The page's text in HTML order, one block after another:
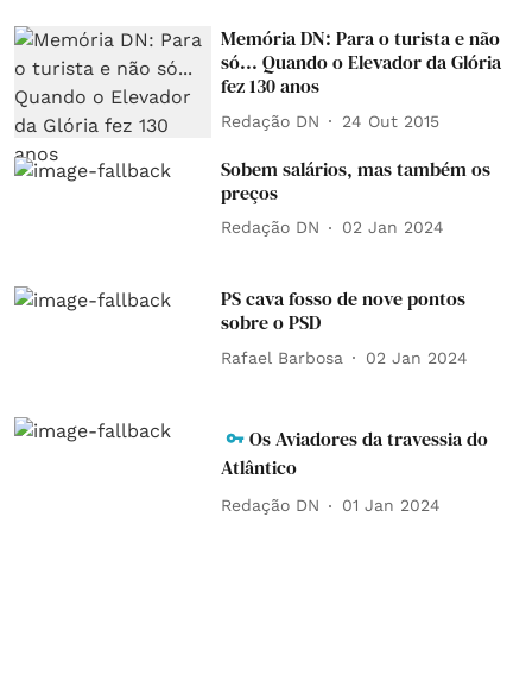
Memória DN: Para o turista e não
só... Quando o Elevador da Glória
fez 130 anos
Redação DN 24 Out 2015
Sobem salários, mas também os
preços
Redação DN 02 Jan 2024
PS cava fosso de nove pontos
sobre o PSD
Rafael Barbosa 02 Jan 2024
Os Aviadores da travessia do
Atlântico
Redação DN 01 Jan 2024